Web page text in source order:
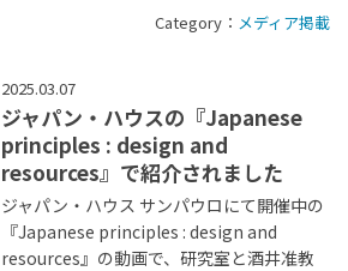
Category： メディア掲載
2025.03.07
ジャパン・ハウスの『Japanese
principles : design and
resources』で紹介されました
ジャパン・ハウス サンパウロにて開催中の
『Japanese principles : design and
resources』の動画で、研究室と酒井准教